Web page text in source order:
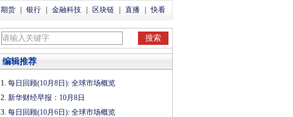
期货 银行 金融科技 区块链 直播 快看
编辑推荐
每日回顾(10月8日): 全球市场概览
新华财经早报：10月8日
每日回顾(10月6日): 全球市场概览